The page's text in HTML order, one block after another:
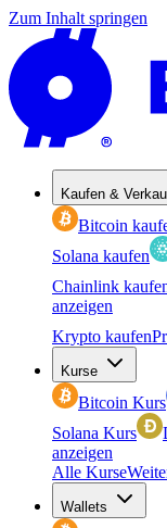
Zum Inhalt springen
Kaufen &
Bitcoin
Solana kaufen
Chainlink
anzeigen
Krypto kaufen
Kurse
Bitcoin Kurs
Solana Kurs
anzeigen
Alle Kurse
Wallets